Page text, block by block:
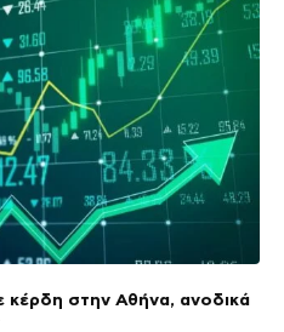
κέρδη στην Αθήνα, ανοδικά